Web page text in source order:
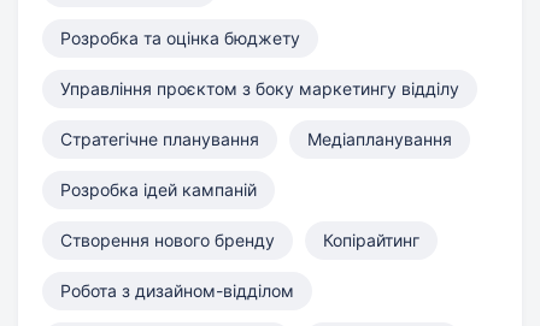
Розробка та оцінка бюджету
Управління проєктом з боку маркетингу відділу
Стратегічне планування Медіапланування
Розробка ідей кампаній
Створення нового бренду Копірайтинг
Робота з дизайном-відділом